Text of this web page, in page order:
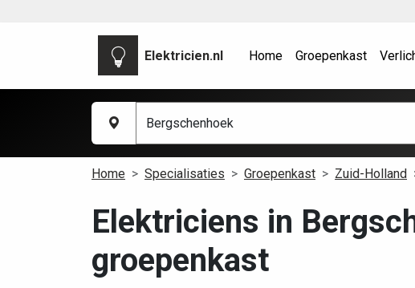
Elektricien.nl Home Groepenkast
Home Specialisaties Groepenkast Zuid-Holland
Elektriciens in
groepenkast